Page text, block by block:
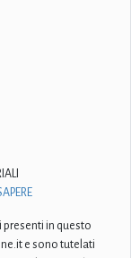
presenti in questo
e sono tutelati